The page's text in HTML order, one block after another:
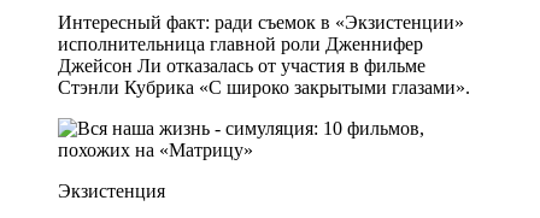
Интересный факт: ради съемок в «Экзистенции»
исполнительница главной роли Дженнифер
Джейсон Ли отказалась от участия в фильме
Стэнли Кубрика «С широко закрытыми глазами».
Экзистенция